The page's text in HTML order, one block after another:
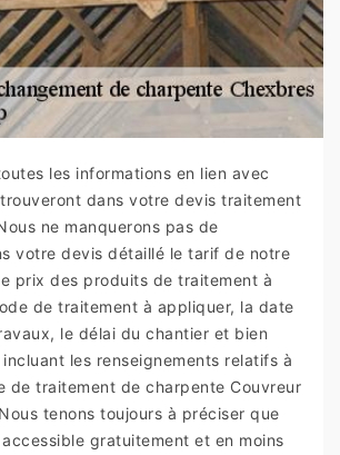
les informations en lien avec
dans votre devis traitement
ne manquerons pas de
votre devis détaillé le tarif de notre
prix des produits de traitement à
de traitement à appliquer, la date
le délai du chantier et bien
incluant les renseignements relatifs à
de traitement de charpente Couvreur
tenons toujours à préciser que
gratuitement et en moins